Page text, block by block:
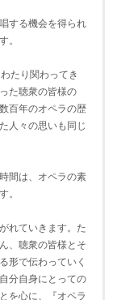
する機会を得られ
。
たり関わってき
た聴衆の皆様の
百年のオペラの歴
人々の思いも同じ
間は、オペラの素
。
れていきます。た
、聴衆の皆様とそ
形で伝わっていく
分自身にとっての
を心に、『オペラ